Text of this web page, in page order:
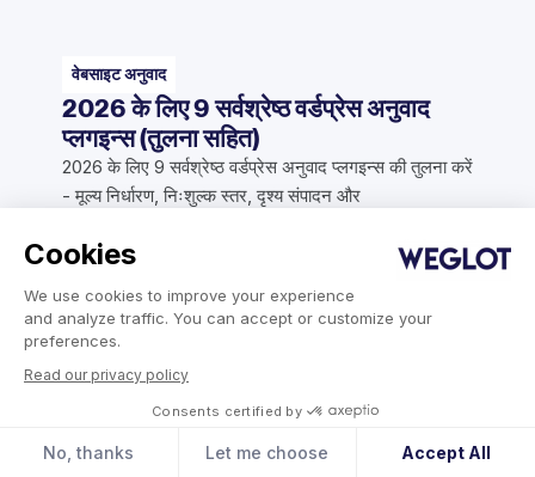
Cookies
We use cookies to improve your experience
and analyze traffic. You can accept or customize your
preferences.
Read our privacy policy
Consents certified by
No, thanks Let me choose Accept All
वेबसाइट अनुवाद
2026 के लिए 9 सर्वश्रेष्ठ वर्डप्रेस अनुवाद
प्लगइन्स (तुलना सहित)
2026 के लिए 9 सर्वश्रेष्ठ वर्डप्रेस अनुवाद प्लगइन्स की तुलना करें
- मूल्य निर्धारण, निःशुल्क स्तर, दृश्य संपादन और
रेन एगुइलर 15 जुलाई, 2026